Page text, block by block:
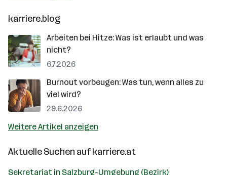
karriere.blog
Arbeiten bei Hitze: Was ist erlaubt und was
nicht?
6.7.2026
Burnout vorbeugen: Was tun, wenn alles zu
viel wird?
29.6.2026
Weitere Artikel anzeigen
Aktuelle Suchen aufkarriere.at
Sekretariat in Salzburg-Umgebung (Bezirk)